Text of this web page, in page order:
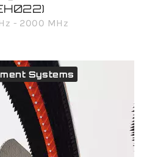
- 2000 MHz
Systems